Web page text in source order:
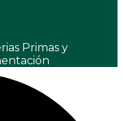
Primas y